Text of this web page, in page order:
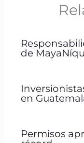
de
en
Permisos